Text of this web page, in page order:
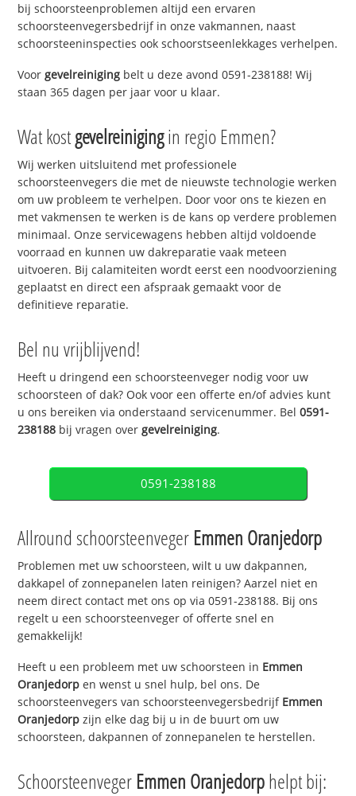
bij schoorsteenproblemen altijd een ervaren
schoorsteenvegersbedrijf in onze vakmannen, naast
schoorsteeninspecties ook schoorstseenlekkages verhelpen.
Voorgevelreiniging belt u deze avond 0591-238188! Wij
staan 365 dagen per jaar voor u klaar.
Wat kostgevelreinigingin regio Emmen?
Wij werken uitsluitend met professionele
schoorsteenvegers die met de nieuwste technologie werken
om uw probleem te verhelpen. Door voor ons te kiezen en
met vakmensen te werken is de kans op verdere problemen
minimaal. Onze servicewagens hebben altijd voldoende
voorraad en kunnen uw dakreparatie vaak meteen
uitvoeren. Bij calamiteiten wordt eerst een noodvoorziening
geplaatst en direct een afspraak gemaakt voor de
definitieve reparatie.
Bel nu vrijblijvend!
Heeft u dringend een schoorsteenveger nodig voor uw
schoorsteen of dak? Ook voor een offerte en/of advies kunt
u ons bereiken via onderstaand servicenummer. Bel0591-
238188 bij vragen over gevelreiniging.
0591-238188
Allround schoorsteenveger Emmen Oranjedorp
Problemen met uw schoorsteen, wilt u uw dakpannen,
dakkapel of zonnepanelen laten reinigen? Aarzel niet en
neem direct contact met ons op via 0591-238188. Bij ons
regelt u een schoorsteenveger of offerte snel en
gemakkelijk!
Heeft u een probleem met uw schoorsteen in Emmen
Oranjedorp en wenst u snel hulp, bel ons. De
schoorsteenvegers van schoorsteenvegersbedrijf Emmen
Oranjedorp zijn elke dag bij u in de buurt om uw
schoorsteen, dakpannen of zonnepanelen te herstellen.
Schoorsteenveger Emmen Oranjedorphelpt bij: